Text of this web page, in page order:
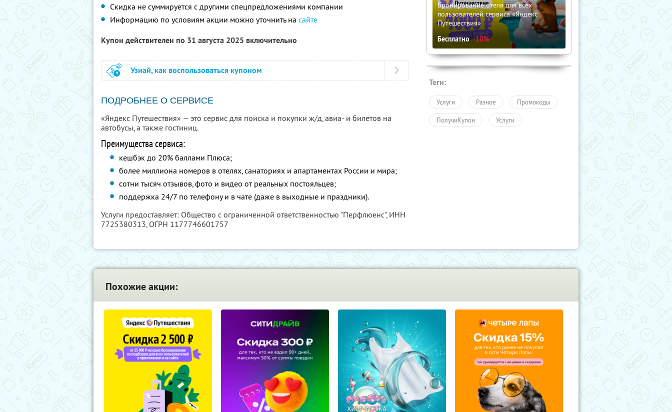
Скидка не суммируется с другими спецпредложениями компании
Информацию по условиям акции можно уточнить на сайте
Купон действителен по 31 августа 2025 включительно
Узнай, как воспользоваться купоном
ПОДРОБНЕЕ О СЕРВИСЕ
«Яндекс Путешествия» — это сервис для поиска и покупки ж/д, авиа- и билетов на
автобусы, а также гостиниц.
Преимущества сервиса:
кешбэк до 20% баллами Плюса;
более миллиона номеров в отелях, санаториях и апартаментах России и мира;
сотни тысяч отзывов, фото и видео от реальных постояльцев;
поддержка 24/7 по телефону и в чате (даже в выходные и праздники).
Услуги предоставляет: Общество с ограниченной ответственностью "Перфлюенс", ИНН
7725380313, ОГРН 1177746601757
Бронирование отеля для всех
пользователей сервиса «Яндекс
Путешествия»
Бесплатно -10%
Теги:
Услуги Разное Промокоды
ПолучиКупон Услуги
Похожие акции: